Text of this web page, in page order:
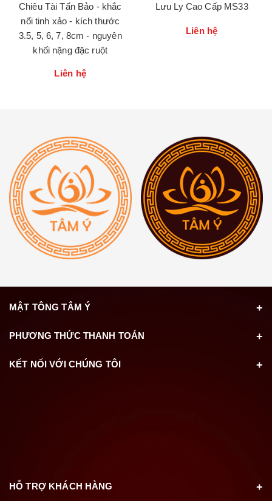
Chiêu Tài Tấn Bảo - khắc
nổi tinh xảo - kích thước
3.5, 5, 6, 7, 8cm - nguyên
khối nặng đặc ruột
Liên hệ
Lưu Ly Cao Cấp MS33
Liên hệ
MẬT TÔNG TÂM Ý
PHƯƠNG THỨC THANH TOÁN
KẾT NỐI VỚI CHÚNG TÔI
HỖ TRỢ KHÁCH HÀNG